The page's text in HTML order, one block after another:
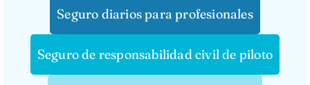
Seguro diarios para profesionales
Seguro de responsabilidad civil de piloto